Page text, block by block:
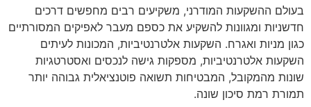
בעולם ההשקעות המודרני, משקיעים רבים מחפשים דרכים
חדשניות ומגוונות להשקיע את כספם מעבר לאפיקים המסורתיים
כגון מניות ואגרח. השקעות אלטרנטיביות, המכונות לעיתים
השקעות אלטרנטיביות, מספקות גישה לנכסים ואסטרטגיות
שונות מהמקובל, המבטיחות תשואה פוטנציאלית גבוהה יותר
תמורת רמת סיכון שונה.